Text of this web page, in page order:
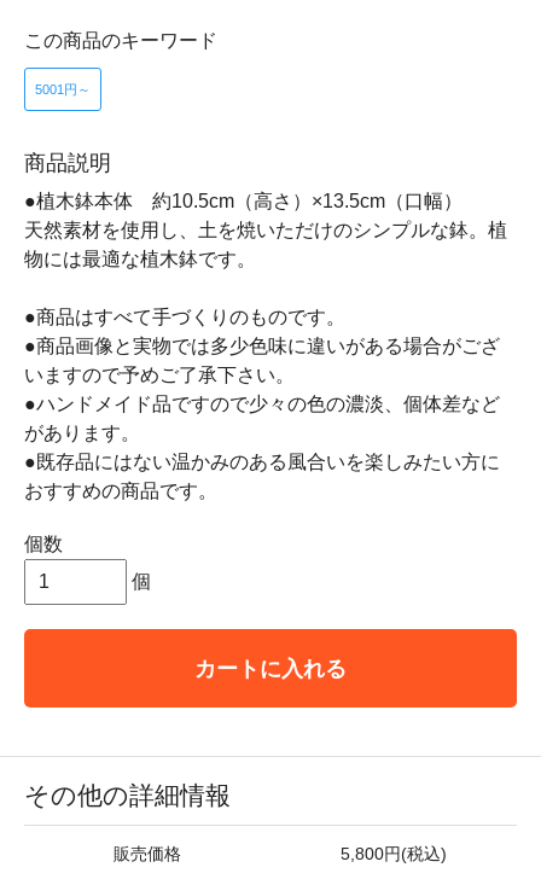
この商品のキーワード
5001円～
商品説明
●植木鉢本体 約10.5cm（高さ）×13.5cm（口幅）
天然素材を使用し、土を焼いただけのシンプルな鉢。植
物には最適な植木鉢です。
●商品はすべて手づくりのものです。
●商品画像と実物では多少色味に違いがある場合がござ
いますので予めご了承下さい。
●ハンドメイド品ですので少々の色の濃淡、個体差など
があります。
●既存品にはない温かみのある風合いを楽しみたい方に
おすすめの商品です。
個数
個
カートに入れる
その他の詳細情報
販売価格 5,800円(税込)